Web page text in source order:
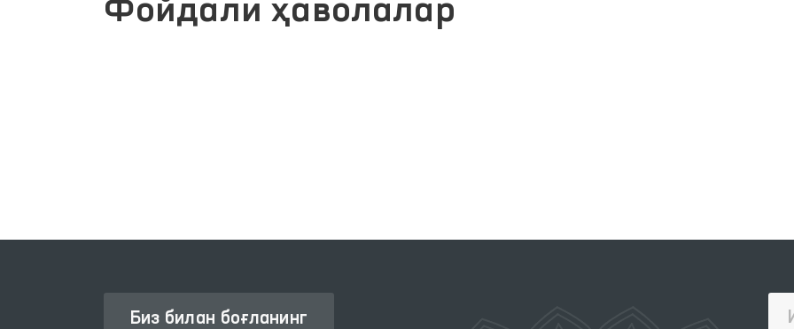
Фойдали ҳаволалар
Биз билан боғланинг